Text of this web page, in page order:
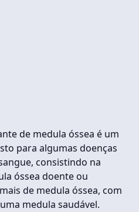
de medula óssea é um
para algumas doenças
consistindo na
óssea doente ou
de medula óssea, com
medula saudável.